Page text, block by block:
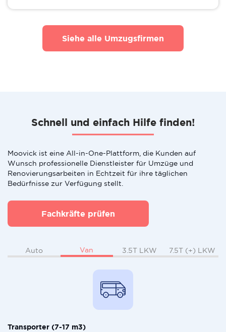
Siehe alle Umzugsfirmen
Schnell und einfach Hilfe finden!
Moovick ist eine All-in-One-Plattform, die Kunden auf
Wunsch professionelle Dienstleister für Umzüge und
Renovierungsarbeiten in Echtzeit für ihre täglichen
Bedürfnisse zur Verfügung stellt.
Fachkräfte prüfen
Auto Van 3.5T LKW 7.5T (+) LKW
Transporter (7-17 m3)